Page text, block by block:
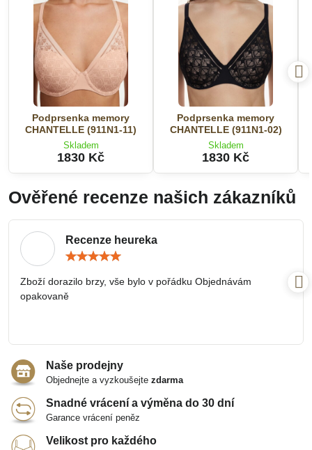
Podprsenka memory
CHANTELLE (911N1-11)
Skladem
1830 Kč
Podprsenka memory
CHANTELLE (911N1-02)
Skladem
1830 Kč
Ověřené recenze našich zákazníků
Recenze heureka
5
Zboží dorazilo brzy, vše bylo v pořádku Objednávám
opakovaně
Naše prodejny
Objednejte a vyzkoušejte zdarma
Snadné vrácení a výměna do 30 dní
Garance vrácení peněz
Velikost pro každého